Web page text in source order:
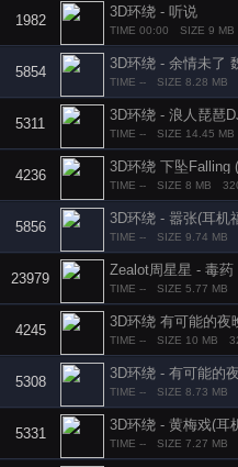
1982
3D环绕 - 听说
TIME 00:00 SIZE 9 MB
5854
3D环绕 - 余情未了
TIME -- SIZE 8.28 MB
5311
3D环绕 - 浪人琵琶
TIME -- SIZE 14.45 MB
4236
3D环绕 下坠Falling
TIME -- SIZE 8 MB
5856
3D环绕 - 嚣张(耳机
TIME -- SIZE 9.74 MB
23979
Zealot周星星 - 毒
TIME -- SIZE 5.77 MB
4245
3D环绕 有可能的夜
TIME -- SIZE 10 MB
5308
3D环绕 - 有可能的
TIME -- SIZE 8.73 MB
5331
3D环绕 - 黄梅戏(耳
TIME -- SIZE 7.27 MB